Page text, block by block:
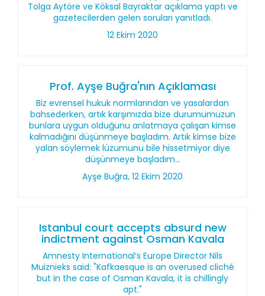
Tolga Aytöre ve Köksal Bayraktar açıklama yaptı ve
gazetecilerden gelen soruları yanıtladı.
12 Ekim 2020
Prof. Ayşe Buğra'nın Açıklaması
Biz evrensel hukuk normlarından ve yasalardan
bahsederken, artık karşımızda bize durumumuzun
bunlara uygun olduğunu anlatmaya çalışan kimse
kalmadığını düşünmeye başladım. Artık kimse bize
yalan söylemek lüzumunu bile hissetmiyor diye
düşünmeye başladım...
Ayşe Buğra, 12 Ekim 2020
Istanbul court accepts absurd new
indictment against Osman Kavala
Amnesty International’s Europe Director Nils
Muiznieks said: "Kafkaesque is an overused cliché
but in the case of Osman Kavala, it is chillingly
apt."